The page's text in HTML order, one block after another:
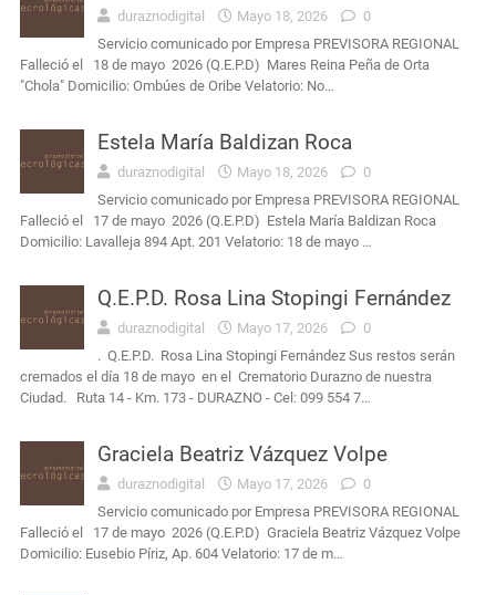
Interés General
duraznodigital Mayo 18, 2026
0
Servicio comunicado por Empresa PREVISORA REGIONAL
Falleció el 18 de mayo 2026 (Q.E.P.D) Mares Reina Peña de Orta
"Chola" Domicilio: Ombúes de Oribe Velatorio: No…
Estela María Baldizan Roca
duraznodigital Mayo 18, 2026
0
Servicio comunicado por Empresa PREVISORA REGIONAL
Falleció el 17 de mayo 2026 (Q.E.P.D) Estela María Baldizan Roca
Domicilio: Lavalleja 894 Apt. 201 Velatorio: 18 de mayo …
Q.E.P.D. Rosa Lina Stopingi Fernández
duraznodigital Mayo 17, 2026
0
. Q.E.P.D. Rosa Lina Stopingi Fernández Sus restos serán
cremados el día 18 de mayo en el Crematorio Durazno de nuestra
Ciudad. Ruta 14 - Km. 173 - DURAZNO - Cel: 099 554 7…
Graciela Beatriz Vázquez Volpe
duraznodigital Mayo 17, 2026
0
Servicio comunicado por Empresa PREVISORA REGIONAL
Falleció el 17 de mayo 2026 (Q.E.P.D) Graciela Beatriz Vázquez Volpe
Domicilio: Eusebio Píriz, Ap. 604 Velatorio: 17 de m…